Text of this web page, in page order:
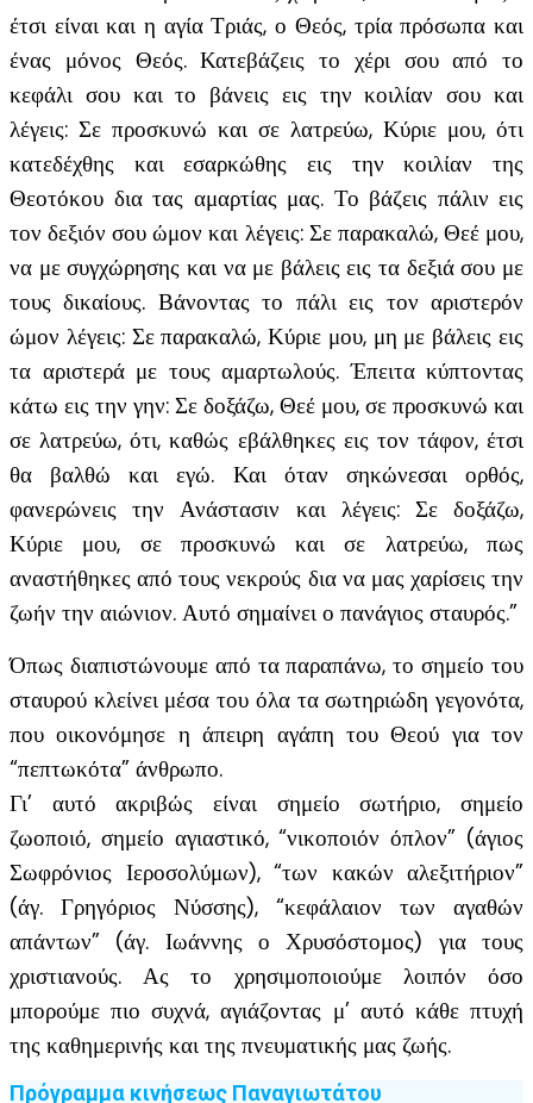
έτσι είναι και η αγία Τριάς, ο Θεός, τρία πρόσωπα και
ένας μόνος Θεός. Κατεβάζεις το χέρι σου από το
κεφάλι σου και το βάνεις εις την κοιλίαν σου και
λέγεις: Σε προσκυνώ και σε λατρεύω, Κύριε μου, ότι
κατεδέχθης και εσαρκώθης εις την κοιλίαν της
Θεοτόκου δια τας αμαρτίας μας. Το βάζεις πάλιν εις
τον δεξιόν σου ώμον και λέγεις: Σε παρακαλώ, Θεέ μου,
να με συγχώρησης και να με βάλεις εις τα δεξιά σου με
τους δικαίους. Βάνοντας το πάλι εις τον αριστερόν
ώμον λέγεις: Σε παρακαλώ, Κύριε μου, μη με βάλεις εις
τα αριστερά με τους αμαρτωλούς. Έπειτα κύπτοντας
κάτω εις την γην: Σε δοξάζω, Θεέ μου, σε προσκυνώ και
σε λατρεύω, ότι, καθώς εβάλθηκες εις τον τάφον, έτσι
θα βαλθώ και εγώ. Και όταν σηκώνεσαι ορθός,
φανερώνεις την Ανάστασιν και λέγεις: Σε δοξάζω,
Κύριε μου, σε προσκυνώ και σε λατρεύω, πως
αναστήθηκες από τους νεκρούς δια να μας χαρίσεις την
ζωήν την αιώνιον. Αυτό σημαίνει ο πανάγιος σταυρός.”
Όπως διαπιστώνουμε από τα παραπάνω, το σημείο του
σταυρού κλείνει μέσα του όλα τα σωτηριώδη γεγονότα,
που οικονόμησε η άπειρη αγάπη του Θεού για τον
“πεπτωκότα” άνθρωπο.
Γι’ αυτό ακριβώς είναι σημείο σωτήριο, σημείο
ζωοποιό, σημείο αγιαστικό, “νικοποιόν όπλον” (άγιος
Σωφρόνιος Ιεροσολύμων), “των κακών αλεξιτήριον”
(άγ. Γρηγόριος Νύσσης), “κεφάλαιον των αγαθών
απάντων” (άγ. Ιωάννης ο Χρυσόστομος) για τους
χριστιανούς. Ας το χρησιμοποιούμε λοιπόν όσο
μπορούμε πιο συχνά, αγιάζοντας μ’ αυτό κάθε πτυχή
της καθημερινής και της πνευματικής μας ζωής.
Πρόγραμμα κινήσεως Παναγιωτάτου